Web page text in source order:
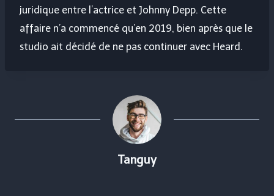
juridique entre l’actrice et Johnny Depp. Cette
affaire n’a commencé qu’en 2019, bien après que le
studio ait décidé de ne pas continuer avec Heard.
Tanguy